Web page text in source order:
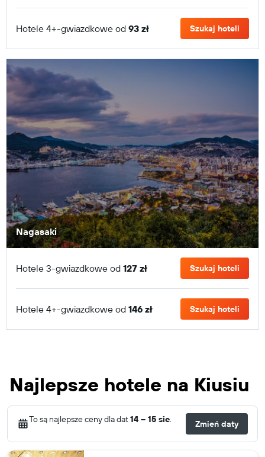
Hotele 4+-gwiazdkowe od 93 zł Szukaj hoteli
Nagasaki
Hotele 3-gwiazdkowe od 127 zł Szukaj hoteli
Hotele 4+-gwiazdkowe od 146 zł Szukaj hoteli
Najlepsze hotele na Kiusiu
To są najlepsze ceny dla dat14 – 15 sie. Zmień daty